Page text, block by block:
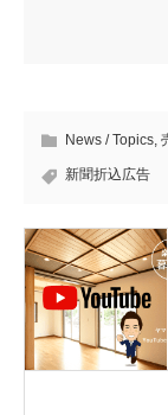
News / Topics,
新聞折込広告